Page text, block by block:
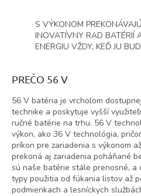
S VÝKONOM
INOVATÍVNY RAD BATÉRIÍ
ENERGIU VŽDY, KEĎ JU
PREČO 56V
56 V batéria je vrcholom
technike a poskytuje vyšší
ručné batérie na trhu. 56 V
výkon, ako 36 V technológia,
príkon pre zariadenia s výkonom až
prekoná aj zariadenia poháňané
sú naše batérie stále prenosné, a
typy použitia od fúkania listov až
podmienkach a lesníckych